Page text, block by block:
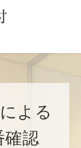
よる
確認